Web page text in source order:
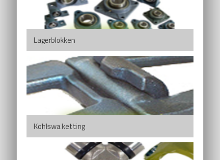
Lagerblokken
Kohlswa ketting